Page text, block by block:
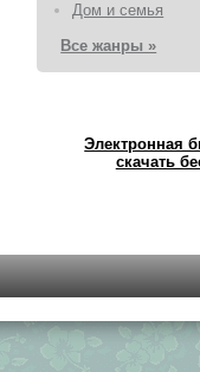
Дом и семья
Все жанры »
Электронная
скачать